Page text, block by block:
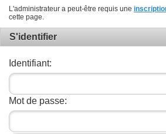
L'administrateur a peut-être requis une
cette page.
S'identifier
Identifiant:
Mot de passe: